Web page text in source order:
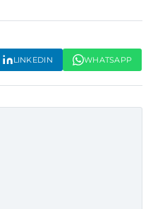
LINKEDIN WHATSAPP